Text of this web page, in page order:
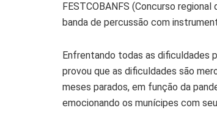
FESTCOBANFS (Concurso
banda de percussão com
Enfrentando todas as dificuldades
provou que as dificuldades são
meses parados, em função da
emocionando os munícipes com